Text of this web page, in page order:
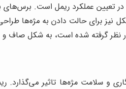
تعیین عملکرد ریمل است.
برای حالت دادن به مژه‌ها
نظر گرفته شده است، به شکل صاف
و سلامت مژه‌ها تاثیر